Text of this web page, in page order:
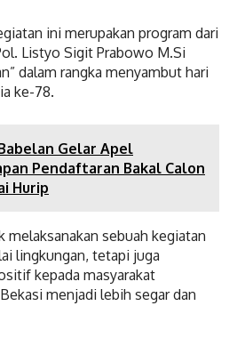
ini merupakan program dari
Listyo Sigit Prabowo M.Si
dalam rangka menyambut hari
ke-78.
Gelar Apel
Pendaftaran Bakal Calon
Hurip
melaksanakan sebuah kegiatan
lingkungan, tetapi juga
kepada masyarakat
menjadi lebih segar dan